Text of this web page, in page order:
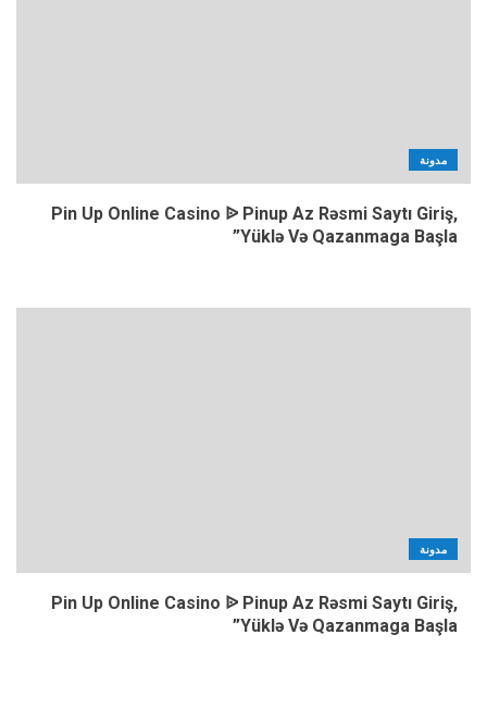
مدونة
Pin Up Online Casino ᐉ Pinup Az Rəsmi Saytı Giriş,
Yüklə Və Qazanmaga Başla”
مدونة
Pin Up Online Casino ᐉ Pinup Az Rəsmi Saytı Giriş,
Yüklə Və Qazanmaga Başla”